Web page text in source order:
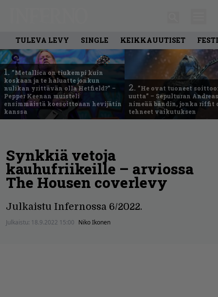
TULEVA LEVY SINGLE KEIKKAUUTISET
1. ”Metallica on tiukempi kuin
koskaan ja te haluatte jonkun
nulikan yrittävän olla Hetfield?” –
Pepper Keenan muisteli
ensimmäistä koesoittoaan hevijätin
kanssa
2. ”He ovat tuoneet
uutta” – Sepulturan
nimeää bändin, jonka riffit
tehneet vaikutuksen
Synkkiä vetoja
kauhufriikeille – arviossa
The Housen coverlevy
Julkaistu Infernossa 6/2022.
Julkaistu: 18.9.2022 15:00 Niko Ikonen